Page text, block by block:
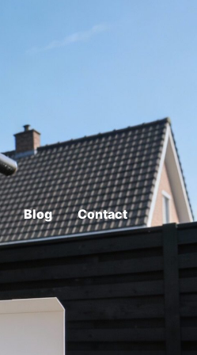
Blog Contact